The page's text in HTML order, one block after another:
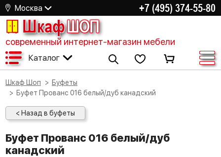
Москва +7 (495) 374-55-80
ШкафШОП
современный интернет-магазин мебели
Каталог
Шкаф Шоп
Буфеты
Буфет Прованс 016 белый/дуб канадский
< Назад в буфеты
Буфет Прованс 016 белый/дуб
канадский